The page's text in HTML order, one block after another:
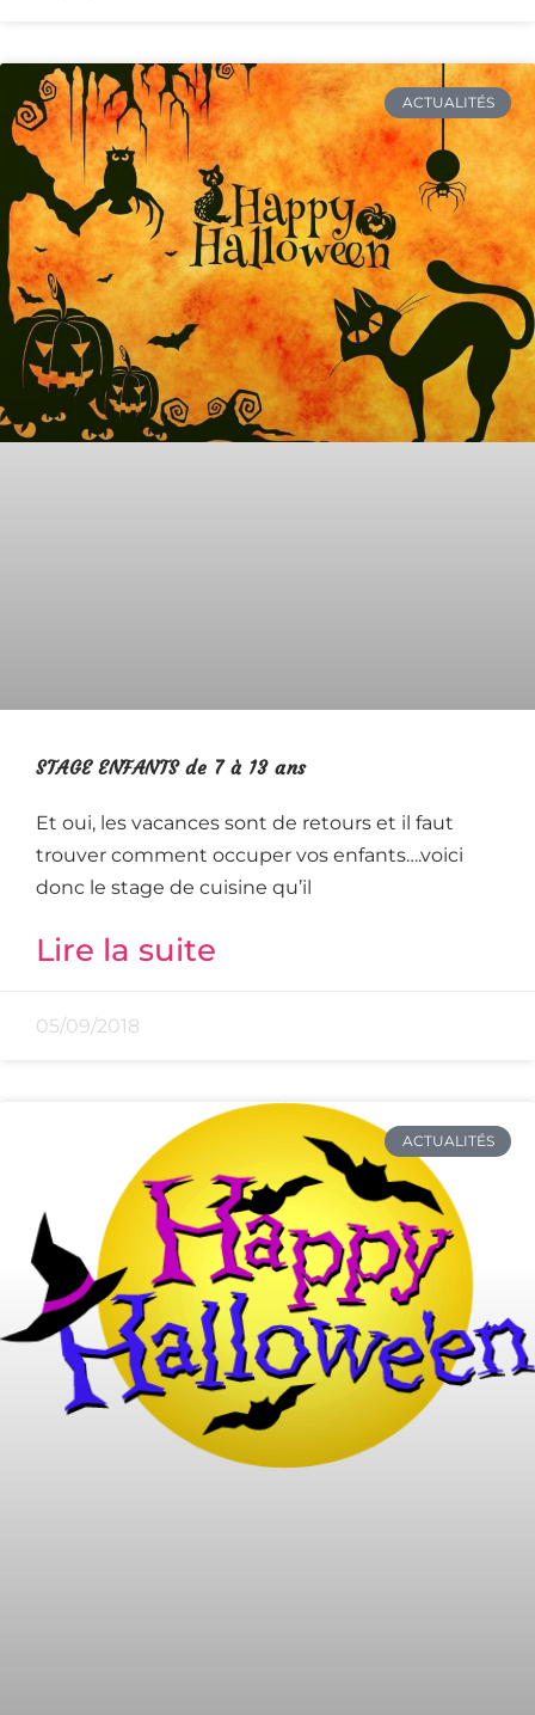
ACTUALITÉS
STAGE ENFANTS de 7 à 13 ans
Et oui, les vacances sont de retours et il faut
trouver comment occuper vos enfants….voici
donc le stage de cuisine qu’il
Lire la suite
05/09/2018
ACTUALITÉS